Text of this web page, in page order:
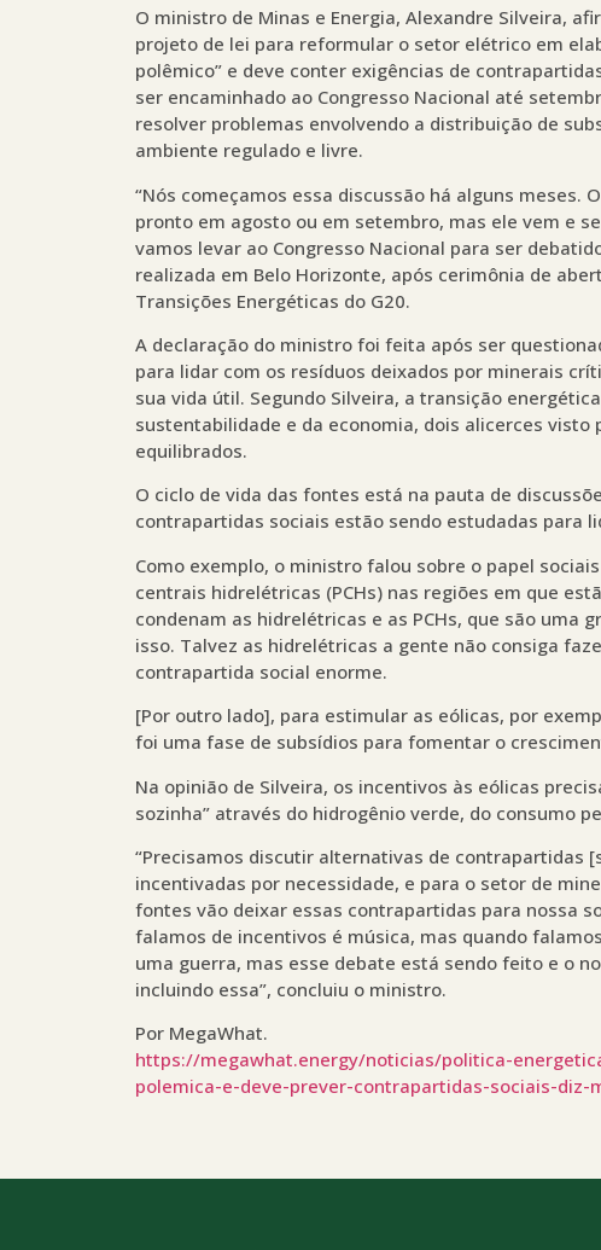
O ministro de Minas e Energia, Alexandre Silveira,
projeto de lei para reformular o setor elétrico em
polêmico” e deve conter exigências de
ser encaminhado ao Congresso Nacional até
resolver problemas envolvendo a distribuição de
ambiente regulado e livre.
“Nós começamos essa discussão há alguns meses.
pronto em agosto ou em setembro, mas ele vem e
vamos levar ao Congresso Nacional para ser
realizada em Belo Horizonte, após cerimônia de
Transições Energéticas do G20.
A declaração do ministro foi feita após ser
para lidar com os resíduos deixados por minerais
sua vida útil. Segundo Silveira, a transição
sustentabilidade e da economia, dois alicerces
equilibrados.
O ciclo de vida das fontes está na pauta de
contrapartidas sociais estão sendo estudadas para
Como exemplo, o ministro falou sobre o papel
centrais hidrelétricas (PCHs) nas regiões em que
condenam as hidrelétricas e as PCHs, que são uma
isso. Talvez as hidrelétricas a gente não consiga
contrapartida social enorme.
[Por outro lado], para estimular as eólicas, por
foi uma fase de subsídios para fomentar o
Na opinião de Silveira, os incentivos às eólicas
sozinha” através do hidrogênio verde, do consumo
“Precisamos discutir alternativas de contrapartidas
incentivadas por necessidade, e para o setor de
fontes vão deixar essas contrapartidas para nossa
falamos de incentivos é música, mas quando
uma guerra, mas esse debate está sendo feito e o
incluindo essa”, concluiu o ministro.
Por MegaWhat.
https://megawhat.energy/noticias/politica-
polemica-e-deve-prever-contrapartidas-sociais-diz-